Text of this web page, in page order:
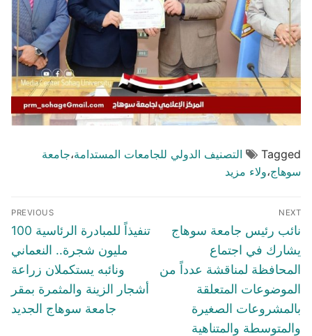
Tagged التصنيف الدولي للجامعات المستدامة،جامعة
سوهاج،ولاء مزيد
تصفّح
المقالات
PREVIOUS
Previous
تنفيذاً للمبادرة الرئاسية 100
مليون شجرة.. النعماني
ونائبه يستكملان زراعة
أشجار الزينة والمثمرة بمقر
جامعة سوهاج الجديد
NEXT
Next
post:
نائب رئيس جامعة سوهاج
يشارك في اجتماع
المحافظة لمناقشة عدداً من
الموضوعات المتعلقة
بالمشروعات الصغيرة
والمتوسطة والمتناهية